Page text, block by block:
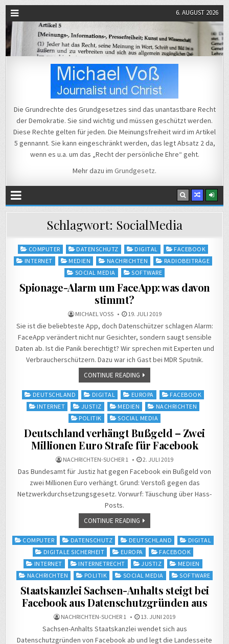
6. AUGUST 2026
Michael Voß
Die Grundrechte des Grundgesetzes sind das unantastbare Recht
der Demokratie. Sie sind wichtig und müssen geschützt werden.
Diese Rechte gelten für jeden. Die Meinungsfreiheit wird im Artikel
5 gennannt. Sie kann eingeschränkt werden, das legt Absatz 2 da,
wenn es u.a. um das „Recht der persönliche Ehre“ geht.
Mehr dazu im Grundgesetz.
Schlagwort: SocialMedia
Posted
in
COMPUTER DATENSCHUTZ DIGITAL
FACEBOOK
INTERNET
MEDIEN NACHRICHTEN
RADIOBEITRÄGE
SOCIAL MEDIA
SOFTWARE
Spionage-Alarm um FaceApp: was davon
stimmt?
MICHAEL VOSS 19. JULI 2019
Sie ist die beliebteste App, doch Datenschützer schlagen Alarm:
FaceApp verändert nicht nur Gesichter, sondern saugt sensible
Daten ab. Ist die Panik berechtigt? Wir sprechen mit Experten und
Verbraucherschützern. Dazu war ich Gast bei MDR Sputnik.
CONTINUE READING
PostedDEUTSCHLAND DIGITAL EUROPA
FACEBOOK
INTERNET
JUSTIZ MEDIEN
NACHRICHTEN
POLITIK
SOCIAL MEDIA
Deutschland verhängt Bußgeld – Zwei
Millionen Euro Strafe für Facebook
NACHRICHTEN-SUCHER 1 2. JULI 2019
Das Bundesamt für Justiz hat gegen Facebook ein Bußgeld von
zwei Millionen Euro verhängt. Grund: Verstoß gegen das
Netzwerkdurchsetzungsgesetz. Vorwurf: Täuschung über Hass-
Posts.
CONTINUE READING
Posted
COMPUTER DATENSCHUTZ DEUTSCHLAND
DIGITAL
DIGITALE SICHERHEIT
EUROPA
FACEBOOK
INTERNET
INTERNETRECHT JUSTIZ
MEDIEN
NACHRICHTEN
POLITIK SOCIAL MEDIA SOFTWARE
Staatskanzlei Sachsen-Anhalts steigt bei
Facebook aus Datenschutzgründen aus
NACHRICHTEN-SUCHER 1 13. JUNI 2019
Sachsen-Anhalts Staatskanzlei wendet sich aus
Datenschutzgründen von Facebook ab und legt die Landesseite